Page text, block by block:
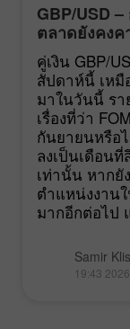
GBP/USD
ตลาดยังคง
นโยบายของ
คู่เงิน GBP/
สัปดาห์นี้ เห
มาในวันนี้ ร
เรื่องที่ว่า
กันยายนหรือ
ลงเป็นเดือน
เท่านั้น หาก
ตำแหน่งงาน
มากอีกต่อไป
Samir
19:43